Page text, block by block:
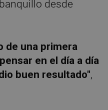
desde
de una primera
en el día a día
buen resultado",